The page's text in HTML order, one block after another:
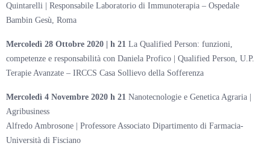
Quintarelli | Responsabile Laboratorio di Immunoterapia – Ospedale
Bambin Gesù, Roma
Mercoledì 28 Ottobre 2020 | h 21 La Qualified Person: funzioni,
competenze e responsabilità con Daniela Profico | Qualified Person, U.P.
Terapie Avanzate – IRCCS Casa Sollievo della Sofferenza
Mercoledì 4 Novembre 2020 h 21 Nanotecnologie e Genetica Agraria |
Agribusiness
Alfredo Ambrosone | Professore Associato Dipartimento di Farmacia-
Università di Fisciano